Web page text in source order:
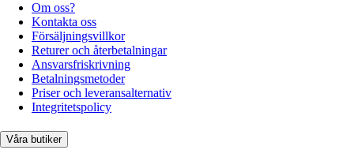
Om oss?
Kontakta oss
Försäljningsvillkor
Returer och återbetalningar
Ansvarsfriskrivning
Betalningsmetoder
Priser och leveransalternativ
Integritetspolicy
Våra butiker